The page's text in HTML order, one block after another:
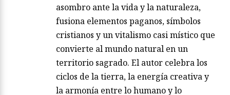
asombro ante la vida y la naturaleza,
fusiona elementos paganos, símbolos
cristianos y un vitalismo casi místico que
convierte al mundo natural en un
territorio sagrado. El autor celebra los
ciclos de la tierra, la energía creativa y
la armonía entre lo humano y lo